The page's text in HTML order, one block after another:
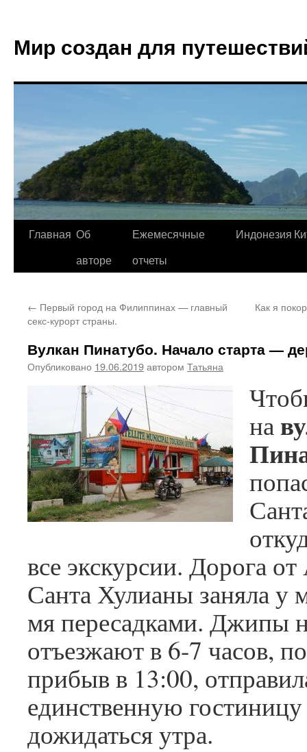
Мир создан для
Главная Об
авторе
Ежемесячные
отчеты
Индонезия
← Первый город на Филиппинах — главный
секс-курорт страны.
Как я
Вулкан Пинатубо. Начало старта —
Опубликовано 19.06.2019автором Татьяна
на
все экскурсии. Дорога
Санта Хулианы заняла у
мя пересадками. Джипы
отъезжают в 6-7 часов,
прибыв в 13:00,
единственную
дожидаться утра.